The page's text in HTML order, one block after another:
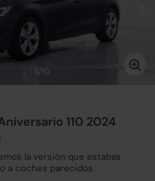
1/10
110 2024
la versión que estabas
a coches parecidos.